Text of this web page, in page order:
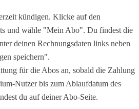
kündigen. Klicke auf den
und wähle "Mein Abo". Du findest die
deinen Rechnungsdaten links neben
speichern".
für die Abos an, sobald die Zahlung
Nutzer bis zum Ablaufdatum des
du auf deiner Abo-Seite.